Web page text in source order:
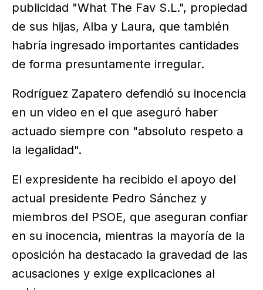
publicidad "What The Fav S.L.", propiedad
de sus hijas, Alba y Laura, que también
habría ingresado importantes cantidades
de forma presuntamente irregular.
Rodríguez Zapatero defendió su inocencia
en un video en el que aseguró haber
actuado siempre con "absoluto respeto a
la legalidad".
El expresidente ha recibido el apoyo del
actual presidente Pedro Sánchez y
miembros del PSOE, que aseguran confiar
en su inocencia, mientras la mayoría de la
oposición ha destacado la gravedad de las
acusaciones y exige explicaciones al